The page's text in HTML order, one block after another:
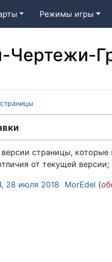
Режимы игры
Чертежи-
страницы,
от текущей версии;
28 июля 2018 MorEdel